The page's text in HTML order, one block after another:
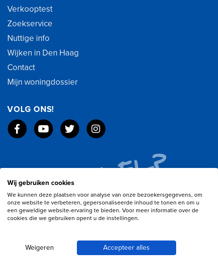
Verkooptest
Zoekservice
Nuttige info
Wijken in Den Haag
Contact
Mijn woningdossier
VOLG ONS!
Wij gebruiken cookies
We kunnen deze plaatsen voor analyse van onze bezoekersgegevens, om
onze website te verbeteren, gepersonaliseerde inhoud te tonen en om u
een geweldige website-ervaring te bieden. Voor meer informatie over de
cookies die we gebruiken opent u de instellingen.
Weigeren Accepteer alles